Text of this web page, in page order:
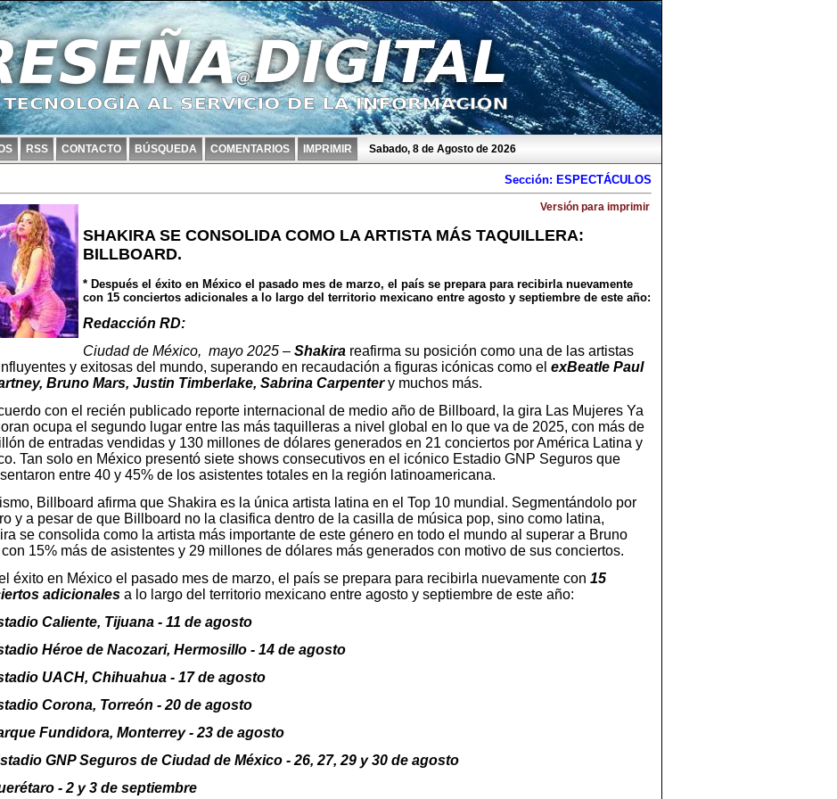
RSS CONTACTO BÚSQUEDA COMENTARIOS IMPRIMIR Sabado, 8 de Agosto de 2026
Sección: ESPECTÁCULOS
Versión para imprimir
SHAKIRA SE CONSOLIDA COMO LA ARTISTA MÁS TAQUILLERA:
BILLBOARD.
* Después el éxito en México el pasado mes de marzo, el país se prepara para recibirla nuevamente
con 15 conciertos adicionales a lo largo del territorio mexicano entre agosto y septiembre de este año:
Redacción RD:
Ciudad de México, mayo 2025 – Shakira reafirma su posición como una de las artistas
y exitosas del mundo, superando en recaudación a figuras icónicas como el exBeatle Paul
Bruno Mars, Justin Timberlake, Sabrina Carpentery muchos más.
con el recién publicado reporte internacional de medio año de Billboard, la gira Las Mujeres Ya
ocupa el segundo lugar entre las más taquilleras a nivel global en lo que va de 2025, con más de
de entradas vendidas y 130 millones de dólares generados en 21 conciertos por América Latina y
Tan solo en México presentó siete shows consecutivos en el icónico Estadio GNP Seguros que
entre 40 y 45% de los asistentes totales en la región latinoamericana.
Billboard afirma que Shakira es la única artista latina en el Top 10 mundial. Segmentándolo por
y a pesar de que Billboard no la clasifica dentro de la casilla de música pop, sino como latina,
se consolida como la artista más importante de este género en todo el mundo al superar a Bruno
con 15% más de asistentes y 29 millones de dólares más generados con motivo de sus conciertos.
éxito en México el pasado mes de marzo, el país se prepara para recibirla nuevamente con 15
adicionales a lo largo del territorio mexicano entre agosto y septiembre de este año:
Caliente, Tijuana - 11 de agosto
Héroe de Nacozari, Hermosillo - 14 de agosto
UACH, Chihuahua - 17 de agosto
Corona, Torreón - 20 de agosto
Fundidora, Monterrey - 23 de agosto
GNP Seguros de Ciudad de México - 26, 27, 29 y 30 de agosto
- 2 y 3 de septiembre